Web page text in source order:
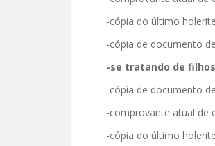
-cópia do último
-cópia de documento
-se tratando de
-cópia de documento
-comprovante atual de
-cópia do último